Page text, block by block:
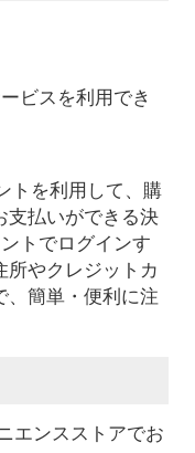
ビスを利用でき
トを利用して、購
支払いができる決
トでログインす
所やクレジットカ
、簡単・便利に注
エンスストアでお